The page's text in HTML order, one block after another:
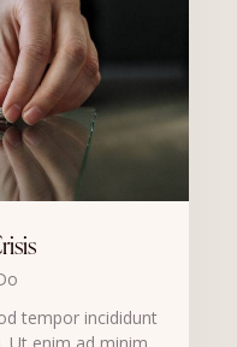
tempor incididunt